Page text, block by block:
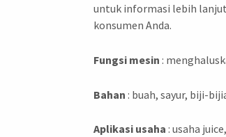
untuk informasi lebih
konsumen Anda.
Fungsi mesin :
Bahan : buah, sayur, biji-
Aplikasi usaha : usaha